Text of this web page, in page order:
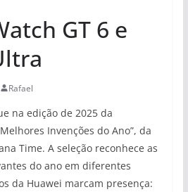
GT 6 e
Rafael
na edição de 2025 da
Invenções do Ano”, da
Time. A seleção reconhece as
do ano em diferentes
da Huawei marcam presença: